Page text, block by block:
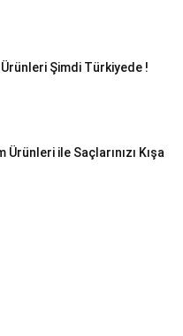
Şimdi Türkiyede !
Ürünleri ile Saçlarınızı Kışa